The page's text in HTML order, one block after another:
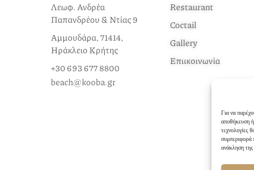
Για να
αποθήκευση
τεχνολογίες
συμπεριφορά
ανάκληση της
Λεωφ. Ανδρέα
Παπανδρέου & Ντίας 9
Αμμουδάρα, 71414,
Ηράκλειο Κρήτης
+30 693 677 8800
beach@kooba.gr
Restaurant
Coctail
Gallery
Επιικοινωνία